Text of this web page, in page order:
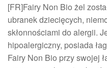
[FR]Fairy Non Bio żel
ubranek dziecięcych,
skłonnościami do alergii.
hipoalergiczny, posiada
Fairy Non Bio przy swojej